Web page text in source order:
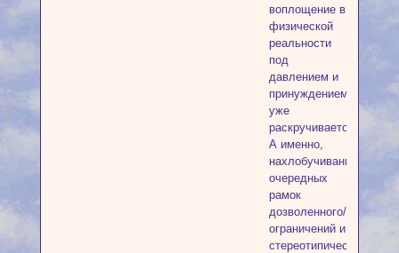
воплощение в
физической
реальности
под
давлением и
принуждением
уже
раскручивается.
А именно,
нахлобучивание
очередных
рамок
дозволенного/
ограничений и
стереотипических